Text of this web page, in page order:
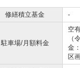
修繕積立基金 -
駐車場/月額料金
空
（
金
区